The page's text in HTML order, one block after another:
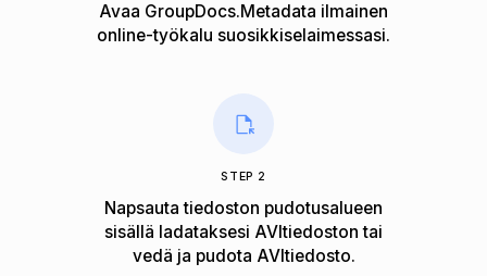
Avaa GroupDocs.Metadata ilmainen
online-työkalu suosikkiselaimessasi.
STEP 2
Napsauta tiedoston pudotusalueen
sisällä ladataksesi AVItiedoston tai
vedä ja pudota AVItiedosto.